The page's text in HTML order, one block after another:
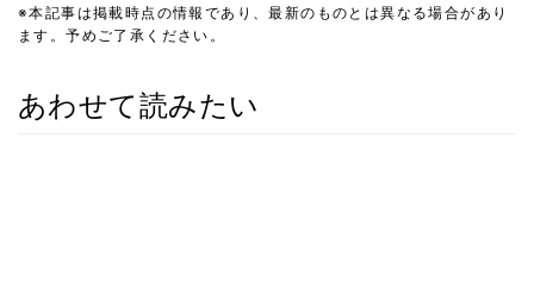
※本記事は掲載時点の情報であり、最新のものとは異なる場合があり
ます。予めご了承ください。
あわせて読みたい